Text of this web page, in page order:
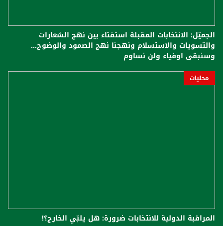
الجميّل: الانتخابات المقبلة استفتاء بين نهج الشعارات
والتسويات والاستسلام ونهجنا نهج الصمود والوضوح...
وسنبقى اوفياء ولن نساوم
محليات
المراقبة الدولية للانتخابات ضرورة: هل يلبّي الخارج؟!